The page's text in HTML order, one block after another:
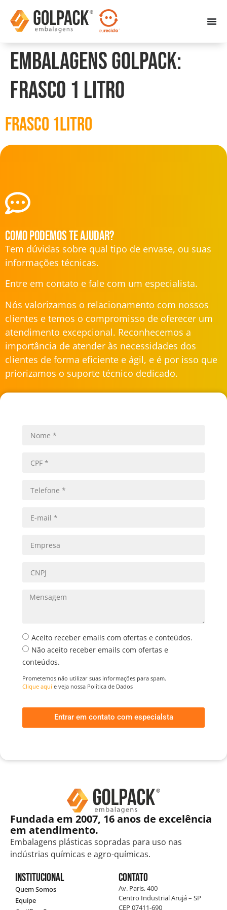
Embalagens Golpack:
Frasco 1 Litro
Frasco 1Litro
Como podemos te ajudar?
Tem dúvidas sobre qual tipo de envase, ou suas
informações técnicas.
Entre em contato e fale com um especialista.
Nós valorizamos o relacionamento com nossos
clientes e temos o compromisso de oferecer um
atendimento excepcional. Reconhecemos a
importância de atender às necessidades dos
clientes de forma eficiente e ágil, e é por isso que
priorizamos o suporte técnico dedicado.
Aceito receber emails com ofertas e conteúdos.
Não aceito receber emails com ofertas e
conteúdos.
Prometemos não utilizar suas informações para spam.
Clique aqui e veja nossa Política de Dados
Entrar em contato com especialsta
Fundada em 2007, 16 anos de excelência
em atendimento.
Embalagens plásticas sopradas para uso nas
indústrias químicas e agro-químicas.
Institucional
Quem Somos
Equipe
Contato
Av. Paris, 400
Centro Industrial Arujá – SP
CEP 07411-690